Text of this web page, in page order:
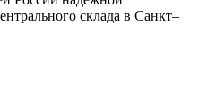
склада в Санкт–